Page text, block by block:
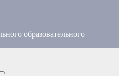
образовательного